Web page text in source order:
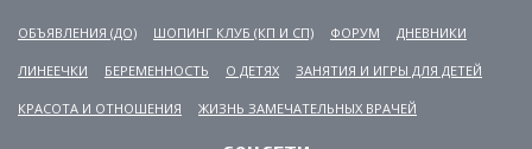
ОБЪЯВЛЕНИЯ (ДО) ШОПИНГ КЛУБ (КП И СП) ФОРУМ ДНЕВНИКИ
ЛИНЕЕЧКИ БЕРЕМЕННОСТЬ О ДЕТЯХ ЗАНЯТИЯ И ИГРЫ ДЛЯ ДЕТЕЙ
КРАСОТА И ОТНОШЕНИЯ ЖИЗНЬ ЗАМЕЧАТЕЛЬНЫХ ВРАЧЕЙ